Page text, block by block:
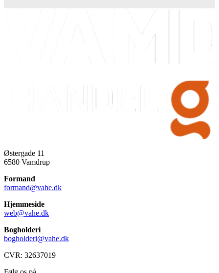
Østergade 11
6580 Vamdrup
Formand
formand@vahe.dk
Hjemmeside
web@vahe.dk
Bogholderi
bogholderi@vahe.dk
CVR: 32637019